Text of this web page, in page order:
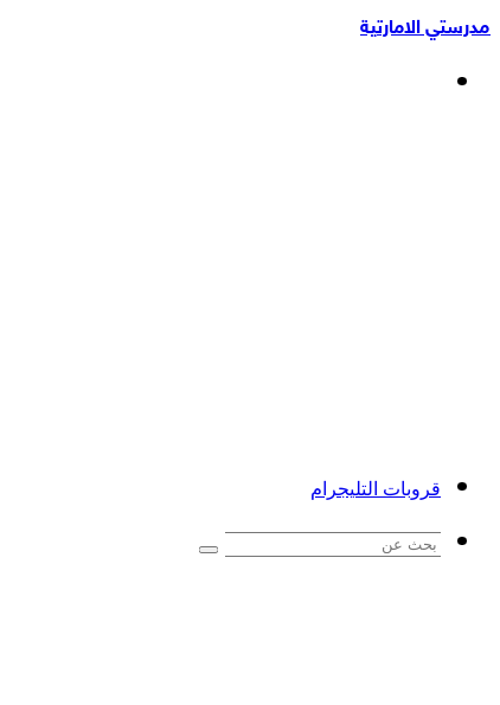
عمود
جانبي
مدرستي الامارتية
قروبات التليجرام
بحث